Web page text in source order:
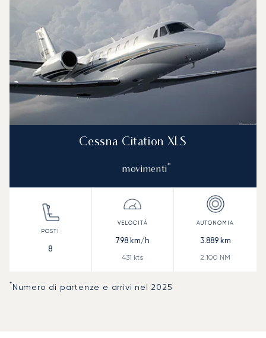
Cessna Citation XLS
movimenti*
8
798 km/h
431 kts
3.889km
2.100 NM
*Numero di partenze e arrivi nel 2025